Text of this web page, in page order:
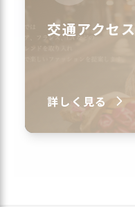
交通アクセス
詳しく見る